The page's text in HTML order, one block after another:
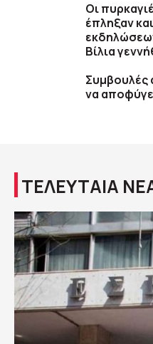
Οι
έπληξαν
Βίλια
Συμβουλές
να
ΤΕΛΕΥΤΑΙΑ